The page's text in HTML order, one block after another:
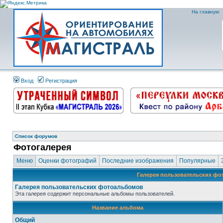
На главную
Вход Регистрация
Список форумов
Фотогалерея
Меню Оценки фотографий Последние изображения Популярные
Галерея пользовательских
Галерея пользовательских фотоальбомов
Эта галерея содержит персональные альбомы пользователей.
Название альбома
Общий